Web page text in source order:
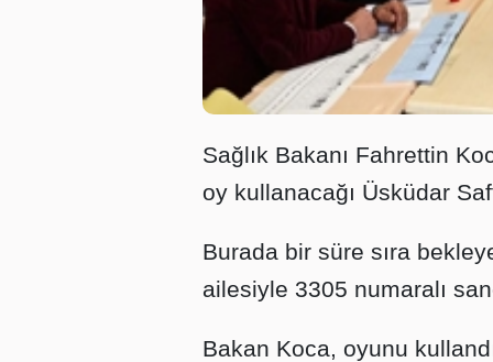
Sağlık Bakanı Fahrettin
oy kullanacağı Üsküdar
Burada bir süre sıra
ailesiyle 3305 numaralı
Bakan Koca, oyunu